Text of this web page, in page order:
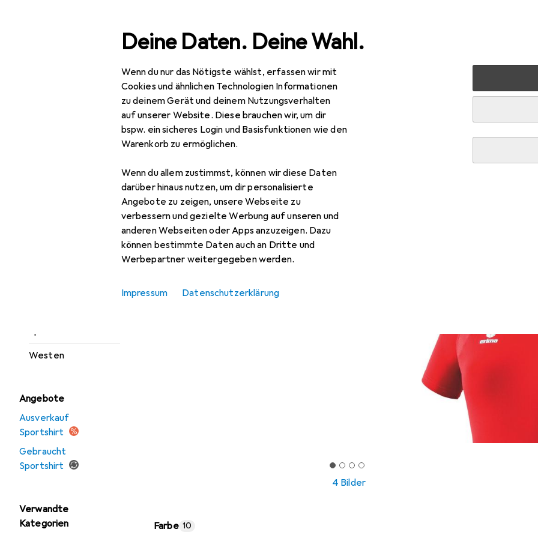
Deine Daten. Deine Wahl.
Wenn du nur das Nötigste wählst, erfassen wir mit
Cookies und ähnlichen Technologien Informationen
zu deinem Gerät und deinem Nutzungsverhalten
auf unserer Website. Diese brauchen wir, um dir
bspw. ein sicheres Login und Basisfunktionen wie den
Warenkorb zu ermöglichen.
Wenn du allem zustimmst, können wir diese Daten
darüber hinaus nutzen, um dir personalisierte
Angebote zu zeigen, unsere Webseite zu
verbessern und gezielte Werbung auf unseren und
anderen Webseiten oder Apps anzuzeigen. Dazu
können bestimmte Daten auch an Dritte und
Werbepartner weitergegeben werden.
Impressum Datenschutzerklärung
Navigation nach Kategorien
Sportsocken
Westen
Angebote
Ausverkauf
Sportshirt
Gebraucht
Sportshirt
Verwandte
Kategorien
Gesamtsortiment Sport Outdoor
4 Bilder
Farbe 10